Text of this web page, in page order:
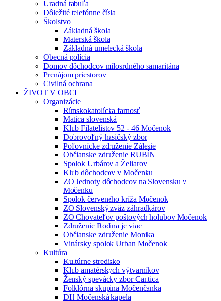
Úradná tabuľa
Dôležité telefónne čísla
Školstvo
Základná škola
Materská škola
Základná umelecká škola
Obecná polícia
Domov dôchodcov milosrdného samaritána
Prenájom priestorov
Civilná ochrana
ŽIVOT V OBCI
Organizácie
Rímskokatolícka farnosť
Matica slovenská
Klub Filatelistov 52 - 46 Močenok
Dobrovoľný hasičský zbor
Poľovnícke združenie Zálesie
Občianske združenie RUBÍN
Spolok Urbárov a Želiarov
Klub dôchodcov v Močenku
ZO Jednoty dôchodcov na Slovensku v
Močenku
Spolok červeného kríža Močenok
ZO Slovenský zväz záhradkárov
ZO Chovateľov poštových holubov Močenok
Združenie Rodina je viac
Občianske združenie Monika
Vinársky spolok Urban Močenok
Kultúra
Kultúrne stredisko
Klub amatérskych výtvarníkov
Ženský spevácky zbor Cantica
Folklórna skupina Močenčanka
DH Močenská kapela